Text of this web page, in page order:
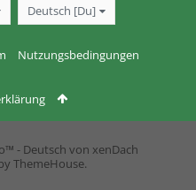
Deutsch [Du]
Nutzungsbedingungen
- Deutsch von xenDach
ThemeHouse.